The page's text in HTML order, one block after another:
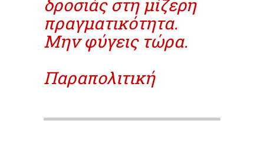
πραγματικότητα.
Μην φύγεις τώρα.
Παραπολιτική